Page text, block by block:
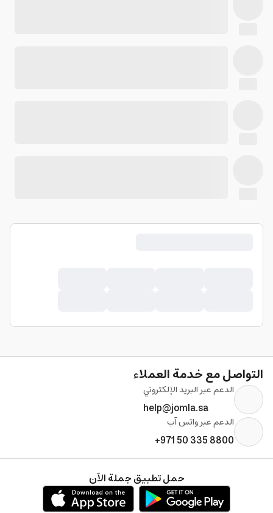
التواصل مع خدمة العملاء
الدعم عبر البريد الإلكتروني
help@jomla.sa
الدعم عبر واتس آب
+971 50 335 8800
حمل تطبيق جملة الآن